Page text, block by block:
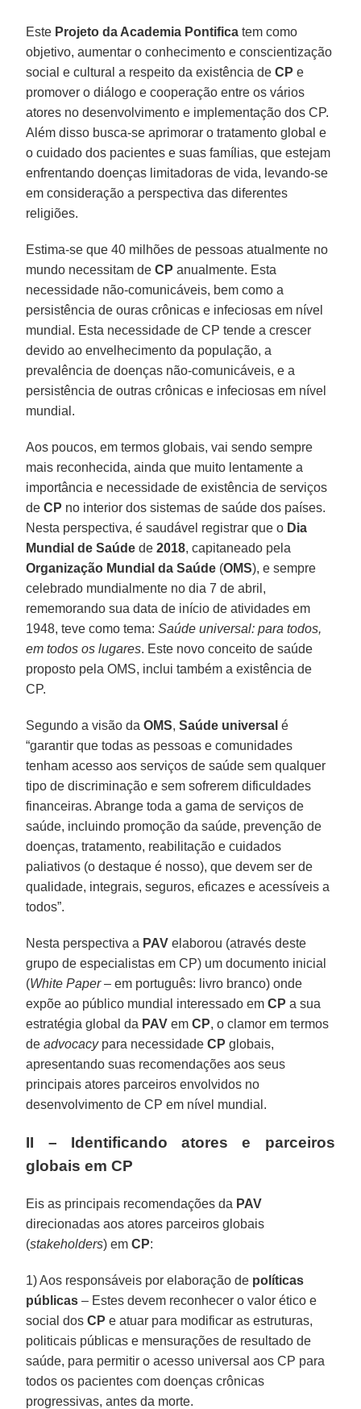
Este Projeto da Academia Pontifica tem como
objetivo, aumentar o conhecimento e conscientização
social e cultural a respeito da existência deCP e
promover o diálogo e cooperação entre os vários
atores no desenvolvimento e implementação dos CP.
Além disso busca-se aprimorar o tratamento global e
o cuidado dos pacientes e suas famílias, que estejam
enfrentando doenças limitadoras de vida, levando-se
em consideração a perspectiva das diferentes
religiões.
Estima-se que 40 milhões de pessoas atualmente no
mundo necessitam deCP anualmente. Esta
necessidade não-comunicáveis, bem como a
persistência de ouras crônicas e infeciosas em nível
mundial. Esta necessidade de CP tende a crescer
devido ao envelhecimento da população, a
prevalência de doenças não-comunicáveis, e a
persistência de outras crônicas e infeciosas em nível
mundial.
Aos poucos, em termos globais, vai sendo sempre
mais reconhecida, ainda que muito lentamente a
importância e necessidade de existência de serviços
deCP no interior dos sistemas de saúde dos países.
Nesta perspectiva, é saudável registrar que o Dia
Mundial de Saúde de2018, capitaneado pela
Organização Mundial da Saúde (OMS), e sempre
celebrado mundialmente no dia 7 de abril,
rememorando sua data de início de atividades em
1948, teve como tema:Saúde universal: para todos,
em todos os lugares. Este novo conceito de saúde
proposto pela OMS, inclui também a existência de
CP.
Segundo a visão daOMS,Saúde universal é
“garantir que todas as pessoas e comunidades
tenham acesso aos serviços de saúde sem qualquer
tipo de discriminação e sem sofrerem dificuldades
financeiras. Abrange toda a gama de serviços de
saúde, incluindo promoção da saúde, prevenção de
doenças, tratamento, reabilitação e cuidados
paliativos (o destaque é nosso), que devem ser de
qualidade, integrais, seguros, eficazes e acessíveis a
todos”.
Nesta perspectiva a PAV elaborou (através deste
grupo de especialistas em CP) um documento inicial
(White Paper– em português: livro branco) onde
expõe ao público mundial interessado emCP a sua
estratégia global da PAV emCP, o clamor em termos
deadvocacypara necessidadeCP globais,
apresentando suas recomendações aos seus
principais atores parceiros envolvidos no
desenvolvimento de CP em nível mundial.
II – Identificando atores e parceiros
globais em CP
Eis as principais recomendações da PAV
direcionadas aos atores parceiros globais
(stakeholders) emCP:
1) Aos responsáveis por elaboração de políticas
públicas – Estes devem reconhecer o valor ético e
social dosCP e atuar para modificar as estruturas,
politicais públicas e mensurações de resultado de
saúde, para permitir o acesso universal aos CP para
todos os pacientes com doenças crônicas
progressivas, antes da morte.